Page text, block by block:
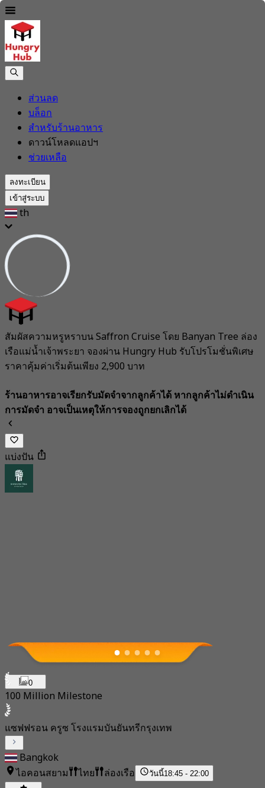
ส่วนลด
บล็อก
สำหรับร้านอาหาร
ดาวน์โหลดแอปฯ
ช่วยเหลือ
ลงทะเบียน
เข้าสู่ระบบ
th
สัมผัสความหรูหราบน Saffron Cruise โดย Banyan Tree ล่อง
เรือแม่น้ำเจ้าพระยา จองผ่าน Hungry Hub รับโปรโมชั่นพิเศษ
ราคาคุ้มค่าเริ่มต้นเพียง 2,900 บาท
ร้านอาหารอาจเรียกรับมัดจำจากลูกค้าได้ หากลูกค้าไม่ดำเนิน
การมัดจำ อาจเป็นเหตุให้การจองถูกยกเลิกได้
แบ่งปัน
0
100 Million Milestone
แซฟฟรอน ครูซ โรงแรมบันยันทรีกรุงเทพ
Bangkok
ไอคอนสยาม
ไทย ล่องเรือ วันนี้18:45 - 22:00